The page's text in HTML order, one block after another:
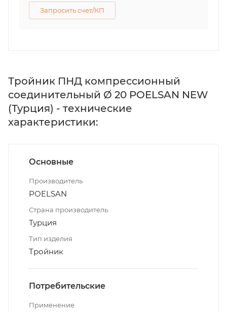
Запросить счет/КП
Тройник ПНД компрессионный
соединительный Ø 20 POELSAN NEW
(Турция) - технические
характеристики:
Основные
Производитель
POELSAN
Страна производитель
Турция
Тип изделия
Тройник
Потребительские
Применение